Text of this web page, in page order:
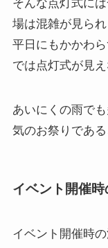
そんな点灯式に
場は混雑が見られ
平日にもかかわ
では点灯式が見え
あいにくの雨で
気のお祭りである
イベント開催
イベント開催時